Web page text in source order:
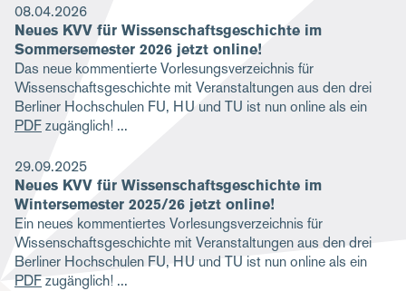
08.04.2026
Neues KVV für Wissenschaftsgeschichte im
Sommersemester 2026 jetzt online!
Das neue kommentierte Vorlesungsverzeichnis für
Wissenschaftsgeschichte mit Veranstaltungen aus den drei
Berliner Hochschulen FU, HU und TU ist nun online als ein
PDFzugänglich!
29.09.2025
Neues KVV für Wissenschaftsgeschichte im
Wintersemester 2025/26 jetzt online!
Ein neues kommentiertes Vorlesungsverzeichnis für
Wissenschaftsgeschichte mit Veranstaltungen aus den drei
Berliner Hochschulen FU, HU und TU ist nun online als ein
PDFzugänglich!